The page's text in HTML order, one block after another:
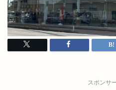
スポンサ